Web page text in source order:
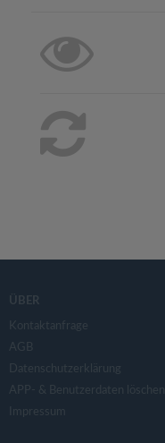
ÜBER
Kontaktanfrage
AGB
Datenschutzerklärung
APP- & Benutzerdaten löschen
Impressum